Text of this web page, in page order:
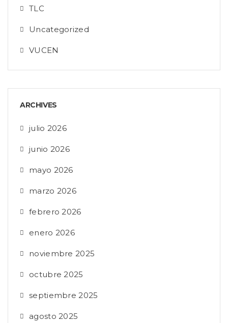
TLC
Uncategorized
VUCEN
ARCHIVES
julio 2026
junio 2026
mayo 2026
marzo 2026
febrero 2026
enero 2026
noviembre 2025
octubre 2025
septiembre 2025
agosto 2025